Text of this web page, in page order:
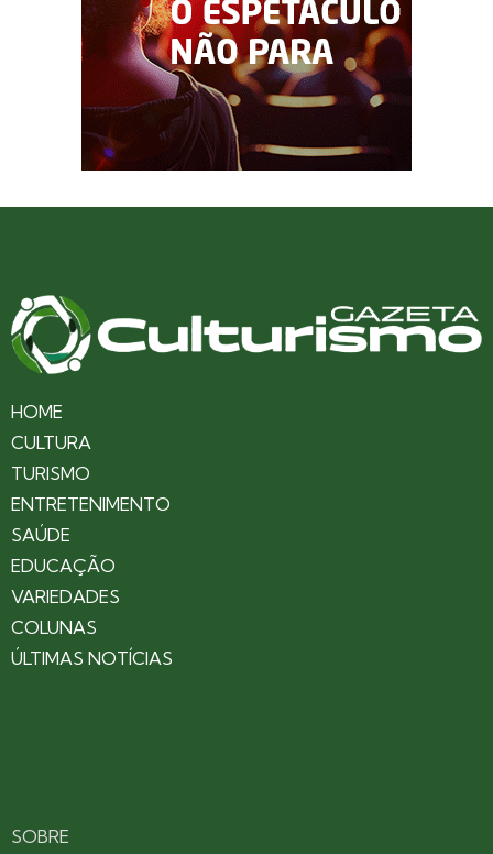
HOME
CULTURA
TURISMO
ENTRETENIMENTO
SAÚDE
EDUCAÇÃO
VARIEDADES
COLUNAS
ÚLTIMAS NOTÍCIAS
SOBRE